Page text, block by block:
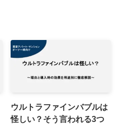
ウルトラファインバブルは
怪しい？そう言われる3つ